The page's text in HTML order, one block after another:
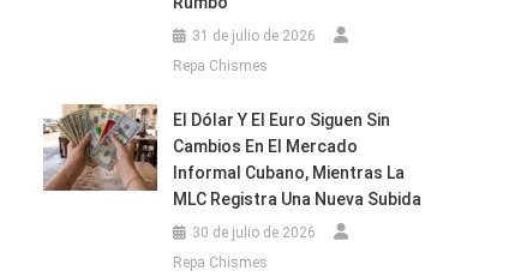
31 de julio de 2026
Repa Chismes
El Dólar Y El Euro Siguen Sin
Cambios En El Mercado
Informal Cubano, Mientras La
MLC Registra Una Nueva Subida
30 de julio de 2026
Repa Chismes